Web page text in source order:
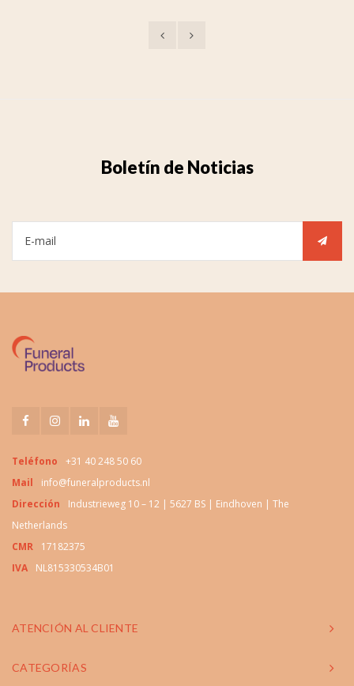
Boletín de Noticias
Teléfono
+31 40 248 50 60
Mail
info@funeralproducts.nl
Dirección
Industrieweg 10 – 12 | 5627 BS | Eindhoven | The
Netherlands
CMR
17182375
IVA
NL815330534B01
ATENCIÓN AL CLIENTE
CATEGORÍAS